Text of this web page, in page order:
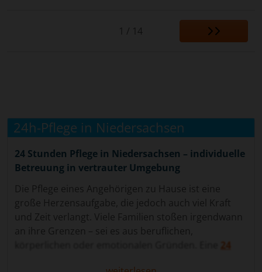
1 / 14
24h-Pflege in Niedersachsen
24 Stunden Pflege in Niedersachsen – individuelle
Betreuung in vertrauter Umgebung
Die Pflege eines Angehörigen zu Hause ist eine
große Herzensaufgabe, die jedoch auch viel Kraft
und Zeit verlangt. Viele Familien stoßen irgendwann
an ihre Grenzen – sei es aus beruflichen,
24